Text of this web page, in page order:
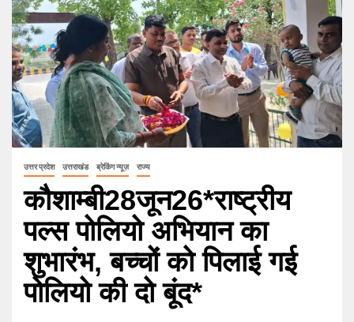
उत्तर प्रदेश उत्तराखंड ब्रेकिंग न्यूज़ राज्य
कौशाम्बी28जून26*राष्ट्रीय
पल्स पोलियो अभियान का
शुभारंभ, बच्चों को पिलाई गई
पोलियो की दो बूंद*